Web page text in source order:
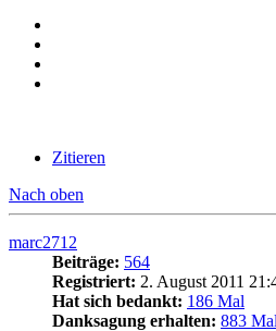
Zitieren
Nach oben
marc2712
Beiträge: 564
Registriert: 2. August 2011
Hat sich bedankt: 186 Mal
Danksagung erhalten: 883 Mal